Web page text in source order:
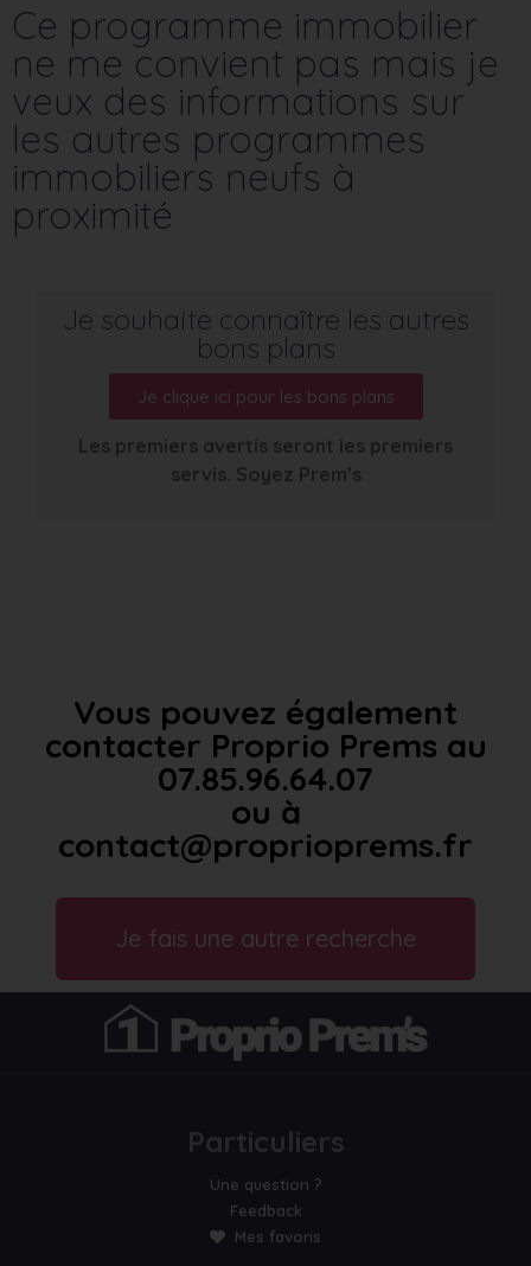
Ce programme immobilier
ne me convient pas mais je
veux des informations sur
les autres programmes
immobiliers neufs à
proximité
Je souhaite connaître les autres
bons plans
Je clique ici pour les bons plans
Les premiers avertis seront les premiers
servis. Soyez Prem’s
Vous pouvez également
contacter Proprio Prems au
07.85.96.64.07
ou à
contact@proprioprems.fr
Je fais une autre recherche
Particuliers
Une question ?
Feedback
Mes favoris